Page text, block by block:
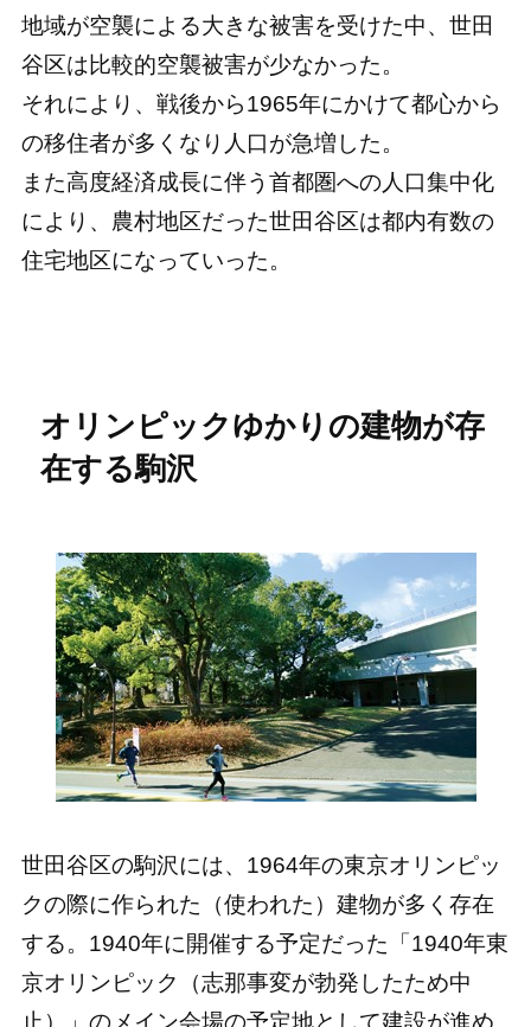
地域が空襲による大きな被害を受けた中、世田
谷区は比較的空襲被害が少なかった。
それにより、戦後から1965年にかけて都心から
の移住者が多くなり人口が急増した。
また高度経済成長に伴う首都圏への人口集中化
により、農村地区だった世田谷区は都内有数の
住宅地区になっていった。
オリンピックゆかりの建物が存
在する駒沢
世田谷区の駒沢には、1964年の東京オリンピッ
クの際に作られた（使われた）建物が多く存在
する。1940年に開催する予定だった「1940年東
京オリンピック（志那事変が勃発したため中
止）」のメイン会場の予定地として建設が進め